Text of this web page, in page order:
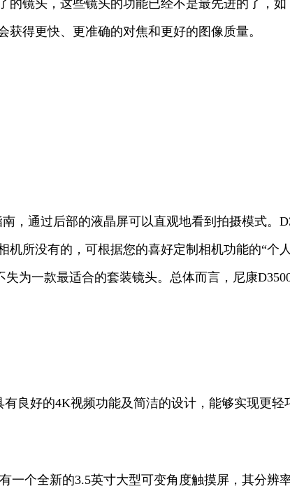
镜头，这些镜头的功能已经不是最先进的了，
得更快、更准确的对焦和更好的图像质量。
，通过后部的液晶屏可以直观地看到拍摄模式。
所没有的，可根据您的喜好定制相机功能的“个
为一款最适合的套装镜头。总体而言，尼康
良好的4K视频功能及简洁的设计，能够实现更轻
一个全新的3.5英寸大型可变角度触摸屏，其分辨